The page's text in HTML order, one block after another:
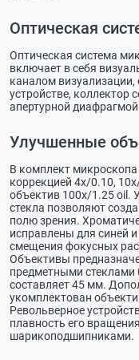
Оптическая
Оптическая система
включает в себя
каналом
устройстве, коллектор
апертурной
Улучшенные
В комплект
коррекцией 4x/0.10,
объектив 100x/1.25 oil.
стекла позволяют
полю зрения.
исправлены для синей
смещения фокусных
Объективы
предметными
составляет 45 мм.
укомплектован
Револьверное
плавность его
шарикоподшипниками.